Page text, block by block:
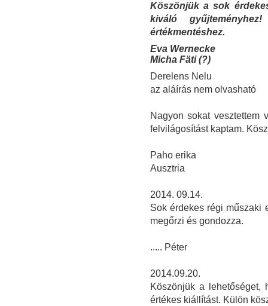
Köszönjük a sok
kiváló
értékmentéshez.
Eva Wernecke
Micha Fäti (?)
Derelens Nelu
az aláírás nem olvasható
Nagyon sokat vesztettem
felvilágosítást kaptam.
Paho erika
Ausztria
2014. 09.14.
Sok érdekes régi műszaki
megőrzi és gondozza.
..... Péter
2014.09.20.
Köszönjük a lehetőséget,
értékes kiállítást. Külön